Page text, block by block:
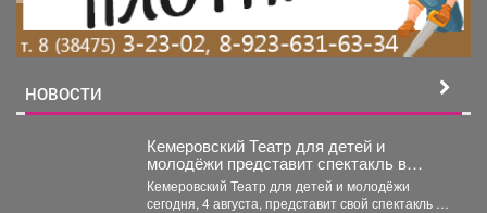
НОВОСТИ
Кемеровский Театр для детей и
молодёжи представит спектакль в
Москве
Кемеровский Театр для детей и молодёжи
сегодня, 4 августа, представит свой спектакль на